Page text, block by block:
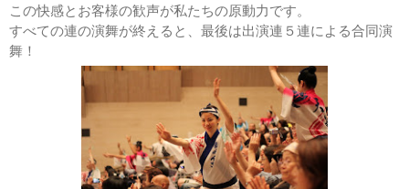
この快感とお客様の歓声が私たちの原動力です。
すべての連の演舞が終えると、最後は出演連５連による合同演
舞！